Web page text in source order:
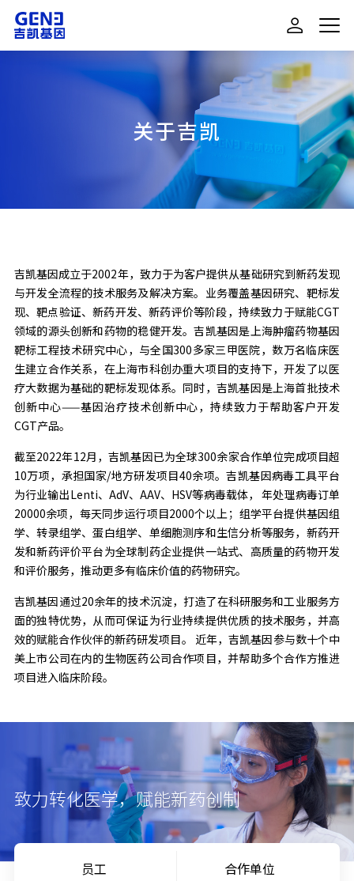
关于吉凯
吉凯基因成立于2002年，致力于为客户提供从基础研究到新药发现
与开发全流程的技术服务及解决方案。业务覆盖基因研究、靶标发
现、靶点验证、新药开发、新药评价等阶段，持续致力于赋能CGT
领域的源头创新和药物的稳健开发。吉凯基因是上海肿瘤药物基因
靶标工程技术研究中心，与全国300多家三甲医院，数万名临床医
生建立合作关系，在上海市科创办重大项目的支持下，开发了以医
疗大数据为基础的靶标发现体系。同时，吉凯基因是上海首批技术
创新中心——基因治疗技术创新中心，持续致力于帮助客户开发
CGT产品。
截至2022年12月，吉凯基因已为全球300余家合作单位完成项目超
10万项，承担国家/地方研发项目40余项。吉凯基因病毒工具平台
为行业输出Lenti、AdV、AAV、HSV等病毒载体， 年处理病毒订单
20000余项，每天同步运行项目2000个以上；组学平台提供基因组
学、转录组学、蛋白组学、单细胞测序和生信分析等服务，新药开
发和新药评价平台为全球制药企业提供一站式、高质量的药物开发
和评价服务，推动更多有临床价值的药物研究。
吉凯基因通过20余年的技术沉淀，打造了在科研服务和工业服务方
面的独特优势，从而可保证为行业持续提供优质的技术服务，并高
效的赋能合作伙伴的新药研发项目。 近年，吉凯基因参与数十个中
美上市公司在内的生物医药公司合作项目，并帮助多个合作方推进
项目进入临床阶段。
致力转化医学，赋能新药创制
员工 合作单位